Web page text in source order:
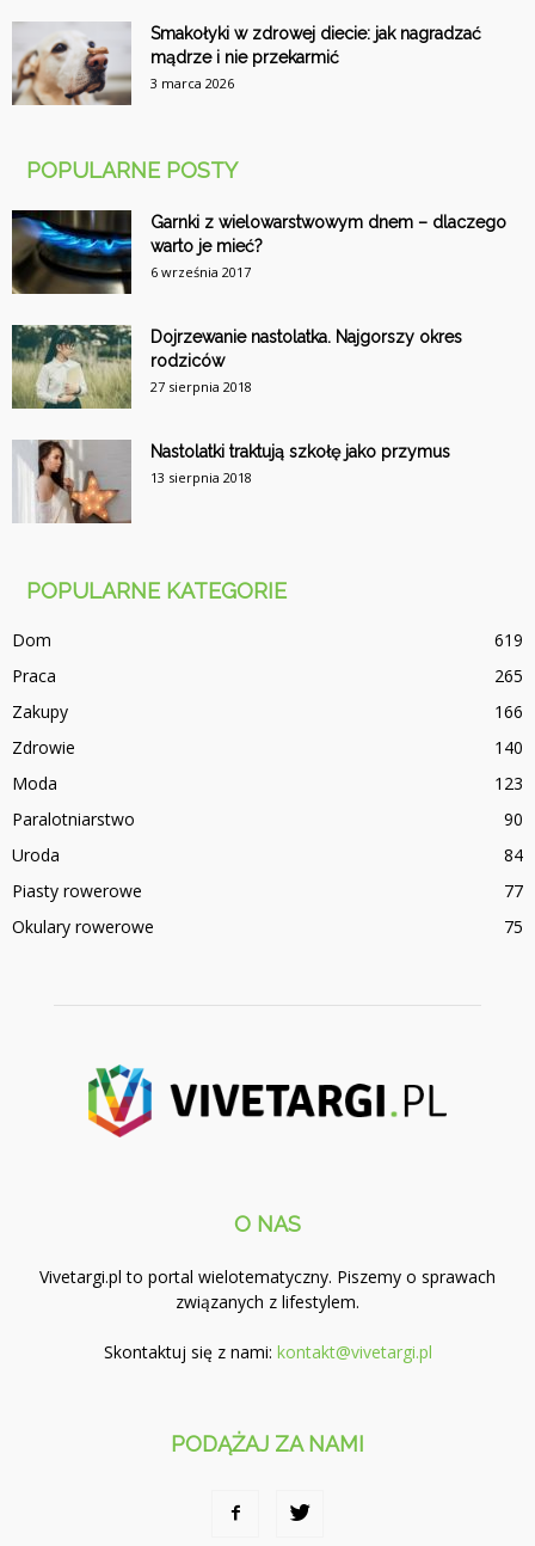
Smakołyki w zdrowej diecie: jak nagradzać
mądrze i nie przekarmić
3 marca 2026
POPULARNE POSTY
Garnki z wielowarstwowym dnem – dlaczego
warto je mieć?
6 września 2017
Dojrzewanie nastolatka. Najgorszy okres
rodziców
27 sierpnia 2018
Nastolatki traktują szkołę jako przymus
13 sierpnia 2018
POPULARNE KATEGORIE
Dom
619
Praca
265
Zakupy
166
Zdrowie
140
Moda
123
Paralotniarstwo
90
Uroda
84
Piasty rowerowe
77
Okulary rowerowe
75
O NAS
Vivetargi.pl to portal wielotematyczny. Piszemy o sprawach
związanych z lifestylem.
Skontaktuj się z nami: kontakt@vivetargi.pl
PODĄŻAJ ZA NAMI